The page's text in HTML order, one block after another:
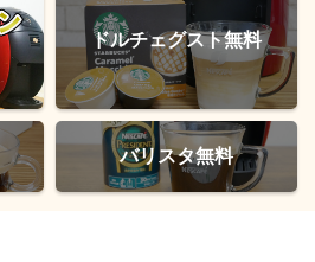
ドルチェグスト無料
バリスタ無料